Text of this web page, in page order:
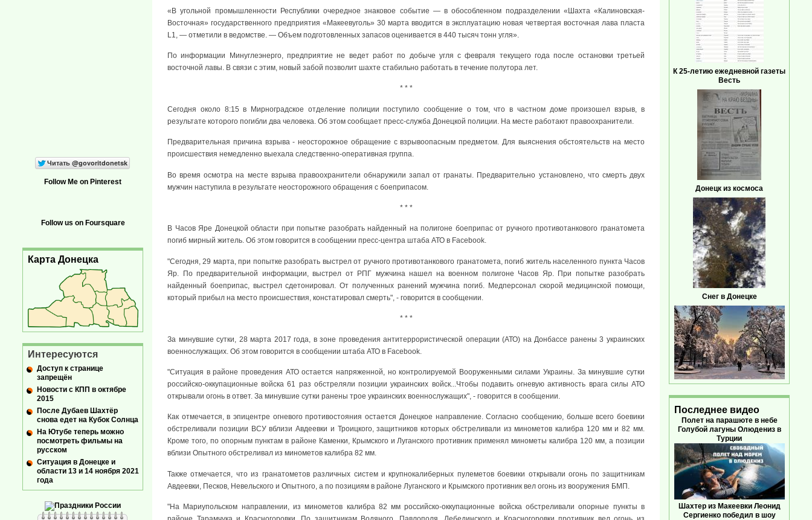
«В угольной промышленности Республики очередное знаковое событие — в обособленном подразделении «Шахта «Калиновская-
Восточная» государственного предприятия «Макеевуголь» 30 марта вводится в эксплуатацию новая четвертая восточная лава пласта
L1, — отметили в ведомстве. — Объем подготовленных запасов оценивается в 440 тысяч тонн угля».
По информации Минуглеэнерго, предприятие не ведет работ по добыче угля с февраля текущего года после остановки третьей
восточной лавы. В связи с этим, новый забой позволит шахте стабильно работать в течение полутора лет.
* * *
Сегодня около 8:15 в Мирноградское отделение полиции поступило сообщение о том, что в частном доме произошел взрыв, в
результате которого погибли два человека. Об этом сообщает пресс-служба Донецкой полиции. На месте работают правоохранители.
Предварительная причина взрыва - неосторожное обращение с взрывоопасным предметом. Для выяснения обстоятельств на место
происшествия немедленно выехала следственно-оперативная группа.
Во время осмотра на месте взрыва правоохранители обнаружили запал от гранаты. Предварительно установлено, что смерть двух
мужчин наступила в результате неосторожного обращения с боеприпасом.
* * *
В Часов Яре Донецкой области при попытке разобрать найденный на полигоне боеприпас от ручного противотанкового гранатомета
погиб мирный житель. Об этом говорится в сообщении пресс-центра штаба АТО в Facebook.
"Сегодня, 29 марта, при попытке разобрать выстрел от ручного противотанкового гранатомета, погиб житель населенного пункта Часов
Яр. По предварительной информации, выстрел от РПГ мужчина нашел на военном полигоне Часов Яр. При попытке разобрать
найденный боеприпас, выстрел сдетонировал. От полученных ранений мужчина погиб. Медперсонал скорой медицинской помощи,
который прибыл на место происшествия, констатировал смерть", - говорится в сообщении.
* * *
За минувшие сутки, 28 марта 2017 года, в зоне проведения антитеррористической операции (АТО) на Донбассе ранены 3 украинских
военнослужащих. Об этом говорится в сообщении штаба АТО в Facebook.
"Ситуация в районе проведения АТО остается напряженной, но контролируемой Вооруженными силами Украины. За минувшие сутки
российско-оккупационные войска 61 раз обстреляли позиции украинских войск...Чтобы подавить огневую активность врага силы АТО
открывали огонь в ответ. За минувшие сутки ранены трое украинских военнослужащих", - говорится в сообщении.
Как отмечается, в эпицентре огневого противостояния остается Донецкое направление. Согласно сообщению, больше всего боевики
обстреливали позиции ВСУ вблизи Авдеевки и Троицкого, защитников которых обстреливали из минометов калибра 120 мм и 82 мм.
Кроме того, по опорным пунктам в районе Каменки, Крымского и Луганского противник применял минометы калибра 120 мм, а позиции
вблизи Опытного обстреливал из минометов калибра 82 мм.
Также отмечается, что из гранатометов различных систем и крупнокалиберных пулеметов боевики открывали огонь по защитникам
Авдеевки, Песков, Невельского и Опытного, а по позициям в районе Луганского и Крымского противник вел огонь из вооружения БМП.
"На Мариупольском направлении, из минометов калибра 82 мм российско-оккупационные войска обстреливали опорные пункты в
Follow Me on Pinterest
Follow us on Foursquare
Карта Донецка
Интересуются
Доступ к странице
запрещён
Новости с КПП в октябре
2015
После Дубаев Шахтёр
снова едет на Кубок Солнца
На Ютубе теперь можно
посмотреть фильмы на
русском
Ситуация в Донецке и
области 13 и 14 ноября 2021
года
К 25-летию ежедневной газеты
Весть
Донецк из космоса
Снег в Донецке
Последнее видео
Полет на парашюте в небе
Голубой лагуны Олюдениз в
Турции
Шахтер из Макеевки Леонид
Сергиенко победил в шоу